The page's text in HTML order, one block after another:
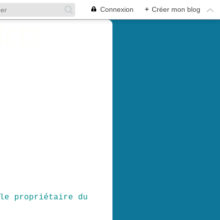
Connexion + Créer mon blog
propriétaire du